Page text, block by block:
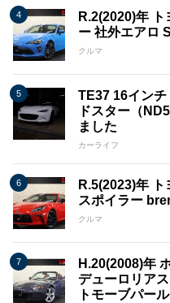
R.2(2020)年
ー 社外エアロ
クルマ
TE37 16イン
ドスター（
ました
カーライフ
R.5(2023)年
スポイラー
クルマ
H.20(2008)年
デューロリア
トモーブパー